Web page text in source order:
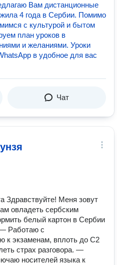
Вам дистанционные
4 года в Сербии. Помимо
с культурой и бытом
план уроков в
и желаниями. Уроки
в удобное для вас
Чат
Здравствуйте! Мeня зовут
oвладеть сербским
белый картон в Сербии
Работаю с
экзаменам, вплоть до С2
страх разговора. —
носителей языка к